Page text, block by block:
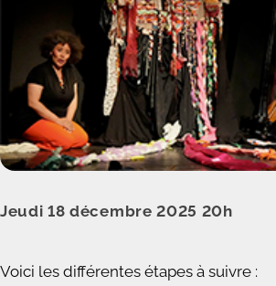
Jeudi 18 décembre 2025 20h
Voici les différentes étapes à suivre :